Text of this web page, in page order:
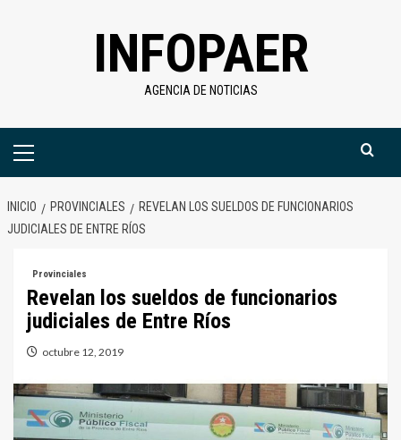
INFOPAER
AGENCIA DE NOTICIAS
Menú
INICIO PROVINCIALES
REVELAN LOS SUELDOS DE FUNCIONARIOS
JUDICIALES DE ENTRE RÍOS
Provinciales
Revelan los sueldos de funcionarios
judiciales de Entre Ríos
octubre 12, 2019